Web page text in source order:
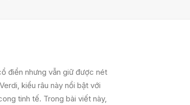
điển nhưng vẫn giữ được nét
kiểu râu này nổi bật với
tinh tế. Trong bài viết này,